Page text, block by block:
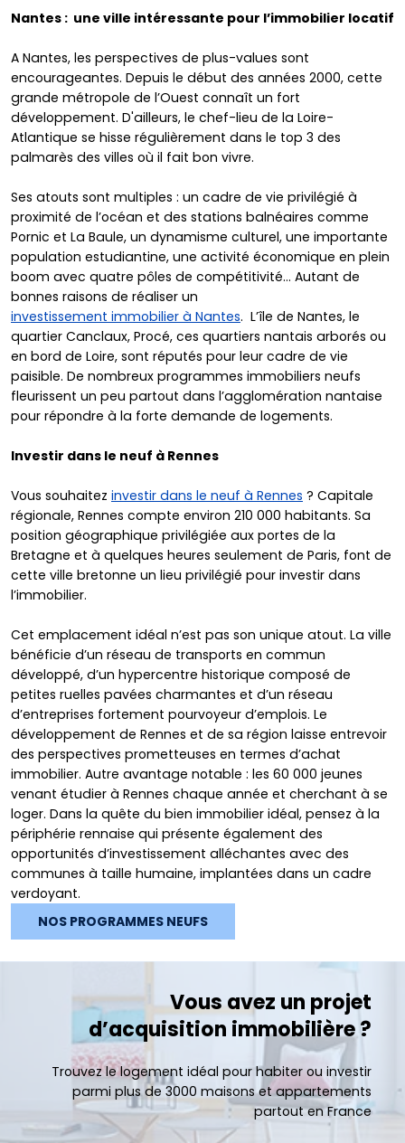
Nantes : une ville intéressante pour l’immobilier locatif
A Nantes, les perspectives de plus-values sont
encourageantes. Depuis le début des années 2000, cette
grande métropole de l’Ouest connaît un fort
développement. D'ailleurs, le chef-lieu de la Loire-
Atlantique se hisse régulièrement dans le top 3 des
palmarès des villes où il fait bon vivre.
Ses atouts sont multiples : un cadre de vie privilégié à
proximité de l’océan et des stations balnéaires comme
Pornic et La Baule, un dynamisme culturel, une importante
population estudiantine, une activité économique en plein
boom avec quatre pôles de compétitivité… Autant de
bonnes raisons de réaliser un
investissement immobilier à Nantes. L’île de Nantes, le
quartier Canclaux, Procé, ces quartiers nantais arborés ou
en bord de Loire, sont réputés pour leur cadre de vie
paisible. De nombreux programmes immobiliers neufs
fleurissent un peu partout dans l’agglomération nantaise
pour répondre à la forte demande de logements.
Investir dans le neuf à Rennes
Vous souhaitez investir dans le neuf à Rennes ? Capitale
régionale, Rennes compte environ 210 000 habitants. Sa
position géographique privilégiée aux portes de la
Bretagne et à quelques heures seulement de Paris, font de
cette ville bretonne un lieu privilégié pour investir dans
l’immobilier.
Cet emplacement idéal n’est pas son unique atout. La ville
bénéficie d’un réseau de transports en commun
développé, d’un hypercentre historique composé de
petites ruelles pavées charmantes et d’un réseau
d’entreprises fortement pourvoyeur d’emplois. Le
développement de Rennes et de sa région laisse entrevoir
des perspectives prometteuses en termes d’achat
immobilier. Autre avantage notable : les 60 000 jeunes
venant étudier à Rennes chaque année et cherchant à se
loger. Dans la quête du bien immobilier idéal, pensez à la
périphérie rennaise qui présente également des
opportunités d’investissement alléchantes avec des
communes à taille humaine, implantées dans un cadre
verdoyant.
NOS PROGRAMMES NEUFS
Vous avez un projet
d’acquisition immobilière ?
Trouvez le logement idéal pour habiter ou investir
parmi plus de 3000 maisons et appartements
partout en France